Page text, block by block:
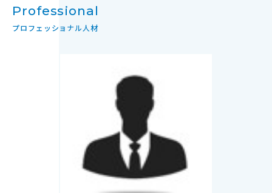
Professional
プロフェッショナル人材